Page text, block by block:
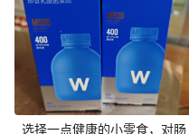
选择一点健康的小零食，对肠